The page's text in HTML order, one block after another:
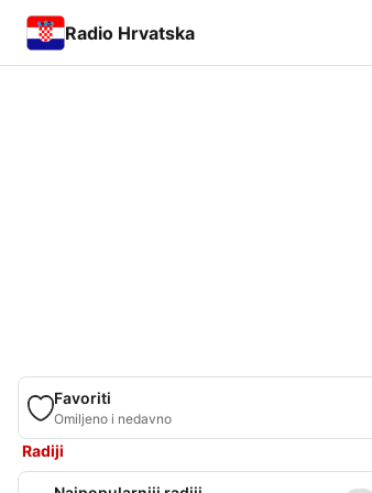
Radio Hrvatska
Favoriti
Omiljeno i nedavno
Radiji